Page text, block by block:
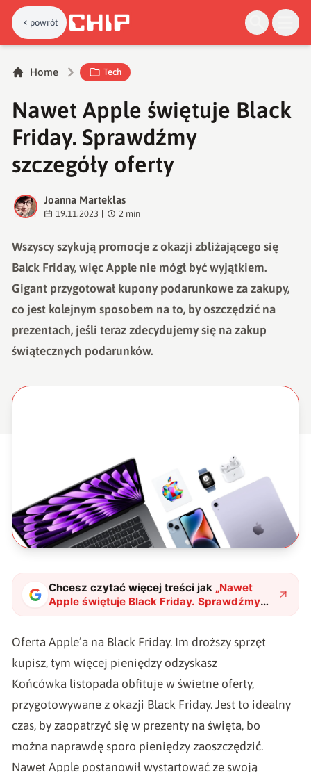
powrót
Home Tech
Nawet Apple świętuje Black
Friday. Sprawdźmy
szczegóły oferty
J
Joanna Marteklas
19.11.2023 2 min
Wszyscy szykują promocje z okazji zbliżającego się
Balck Friday, więc Apple nie mógł być wyjątkiem.
Gigant przygotował kupony podarunkowe za zakupy,
co jest kolejnym sposobem na to, by oszczędzić na
prezentach, jeśli teraz zdecydujemy się na zakup
świątecznych podarunków.
Chcesz czytać więcej treści jak „Nawet
Apple świętuje Black Friday. Sprawdźmy
szczegóły oferty"?
Oferta Apple’a na Black Friday. Im droższy sprzęt
kupisz, tym więcej pieniędzy odzyskasz
Końcówka listopada obfituje w świetne oferty,
przygotowywane z okazji Black Friday. Jest to idealny
czas, by zaopatrzyć się w prezenty na święta, bo
można naprawdę sporo pieniędzy zaoszczędzić.
Nawet Apple postanowił wystartować ze swoją